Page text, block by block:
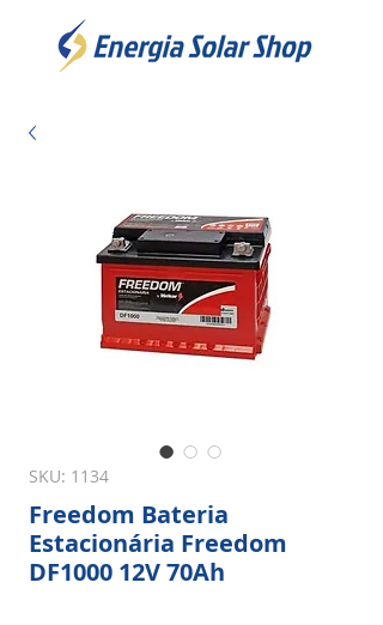
SKU: 1134
Freedom Bateria
Estacionária Freedom
DF1000 12V 70Ah